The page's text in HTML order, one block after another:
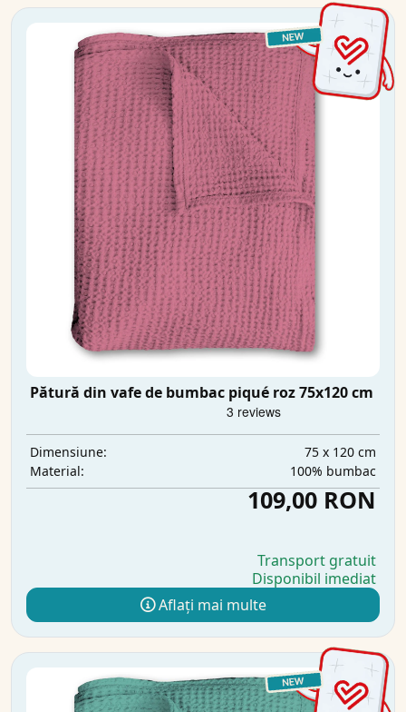
Pătură din vafe de bumbac piqué roz 75x120 cm
Dimensiune:
75 x 120 cm
Material:
100% bumbac
109,00 RON
Transport gratuit
Disponibil imediat
Aflați mai multe